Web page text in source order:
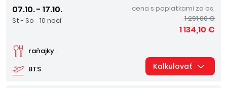
07.10. - 17.10.
St - So 10 nocí
BTS
raňajky
cena s poplatkami za os.
1 291,00 €
1 134,10 €
Kalkulovať